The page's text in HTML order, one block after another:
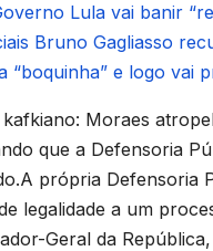
Lula vai banir
Bruno Gagliasso
“boquinha” e logo vai
Moraes
que a Defensoria
própria
legalidade a um
Geral da